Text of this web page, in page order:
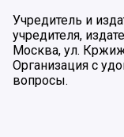
Учредитель и
учредителя,
Москва, ул.
Организация с
вопросы.